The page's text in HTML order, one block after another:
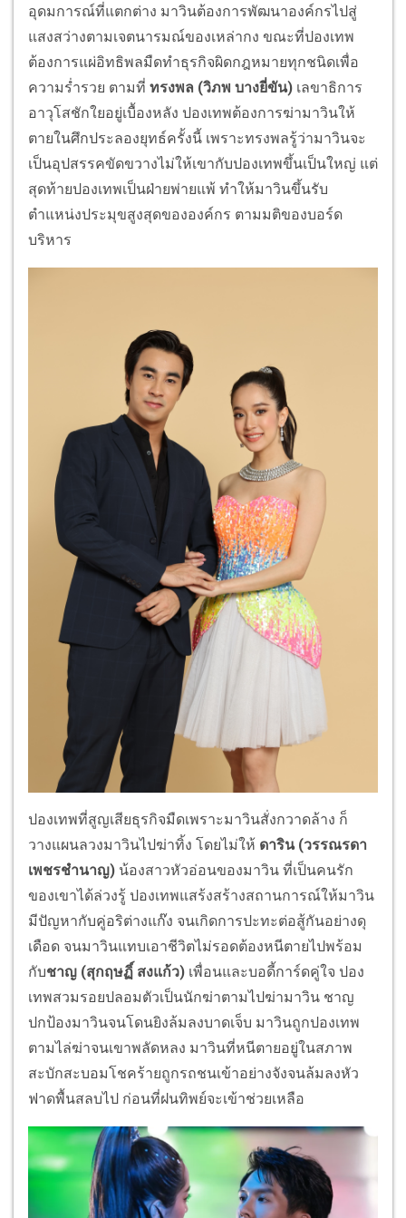
อุดมการณ์ที่แตกต่าง มาวินต้องการพัฒนาองค์กรไปสู่
แสงสว่างตามเจตนารมณ์ของเหล่ากง ขณะที่ปองเทพ
ต้องการแผ่อิทธิพลมืดทำธุรกิจผิดกฎหมายทุกชนิดเพื่อ
ความร่ำรวย ตามที่ ทรงพล (วิภพ บางยี่ขัน) เลขาธิการ
อาวุโสชักใยอยู่เบื้องหลัง ปองเทพต้องการฆ่ามาวินให้
ตายในศึกประลองยุทธ์ครั้งนี้ เพราะทรงพลรู้ว่ามาวินจะ
เป็นอุปสรรคขัดขวางไม่ให้เขากับปองเทพขึ้นเป็นใหญ่ แต่
สุดท้ายปองเทพเป็นฝ่ายพ่ายแพ้ ทำให้มาวินขึ้นรับ
ตำแหน่งประมุขสูงสุดขององค์กร ตามมติของบอร์ด
บริหาร
ปองเทพที่สูญเสียธุรกิจมืดเพราะมาวินสั่งกวาดล้าง ก็
วางแผนลวงมาวินไปฆ่าทิ้ง โดยไม่ให้ ดาริน (วรรณรดา
เพชรชำนาญ) น้องสาวหัวอ่อนของมาวิน ที่เป็นคนรัก
ของเขาได้ล่วงรู้ ปองเทพแสร้งสร้างสถานการณ์ให้มาวิน
มีปัญหากับคู่อริต่างแก๊ง จนเกิดการปะทะต่อสู้กันอย่างดุ
เดือด จนมาวินแทบเอาชีวิตไม่รอดต้องหนีตายไปพร้อม
กับชาญ (สุกฤษฏิ์ สงแก้ว) เพื่อนและบอดี้การ์ดคู่ใจ ปอง
เทพสวมรอยปลอมตัวเป็นนักฆ่าตามไปฆ่ามาวิน ชาญ
ปกป้องมาวินจนโดนยิงล้มลงบาดเจ็บ มาวินถูกปองเทพ
ตามไล่ฆ่าจนเขาพลัดหลง มาวินที่หนีตายอยู่ในสภาพ
สะบักสะบอมโชคร้ายถูกรถชนเข้าอย่างจังจนล้มลงหัว
ฟาดพื้นสลบไป ก่อนที่ฝนทิพย์จะเข้าช่วยเหลือ